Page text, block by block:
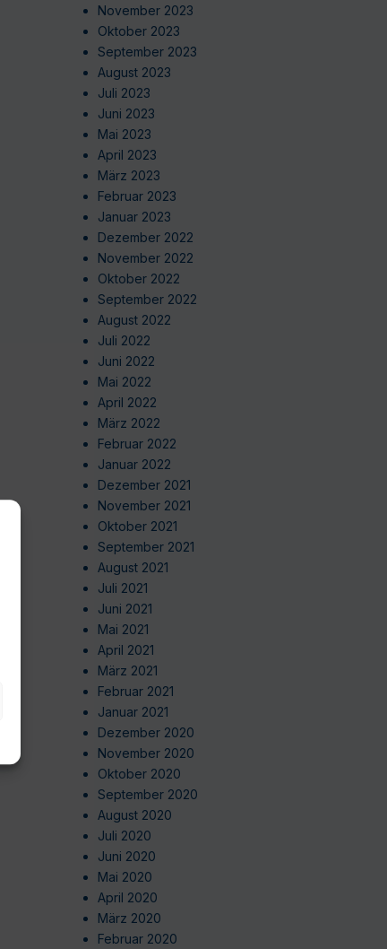
November 2023
Oktober 2023
September 2023
August 2023
Juli 2023
Juni 2023
Mai 2023
April 2023
März 2023
Februar 2023
Januar 2023
Dezember 2022
November 2022
Oktober 2022
September 2022
August 2022
Juli 2022
Juni 2022
Mai 2022
April 2022
März 2022
Februar 2022
Januar 2022
Dezember 2021
November 2021
Oktober 2021
September 2021
August 2021
Juli 2021
Juni 2021
Mai 2021
April 2021
März 2021
Februar 2021
Januar 2021
Dezember 2020
November 2020
Oktober 2020
September 2020
August 2020
Juli 2020
Juni 2020
Mai 2020
April 2020
März 2020
Februar 2020